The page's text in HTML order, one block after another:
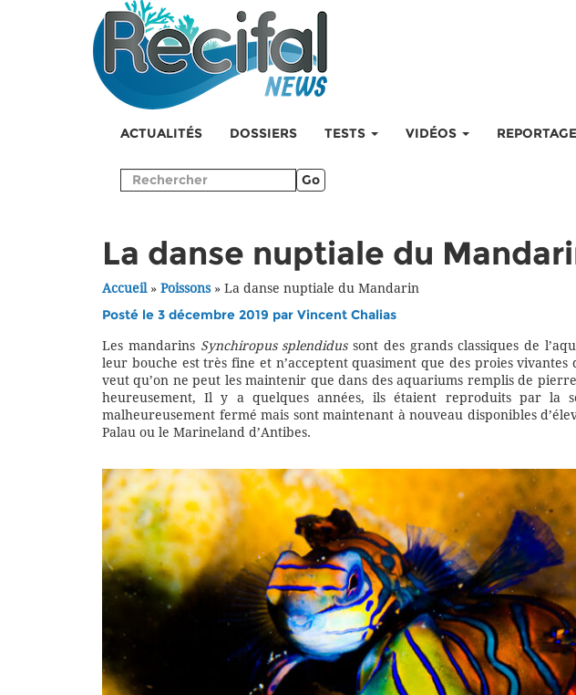
ACTUALITÉS DOSSIERS TESTS VIDÉOS
Go
La danse nuptiale du
Accueil» Poissons» La danse nuptiale du Mandarin
Posté le 3 décembre 2019 par Vincent Chalias
Les mandarins Synchiropus splendidussont des grands classiques de
leur bouche est très fine et n’acceptent quasiment que des proies
veut qu’on ne peut les maintenir que dans des aquariums remplis de
heureusement, Il y a quelques années, ils étaient reproduits par la
malheureusement fermé mais sont maintenant à nouveau disponibles
Palau ou le Marineland d’Antibes.